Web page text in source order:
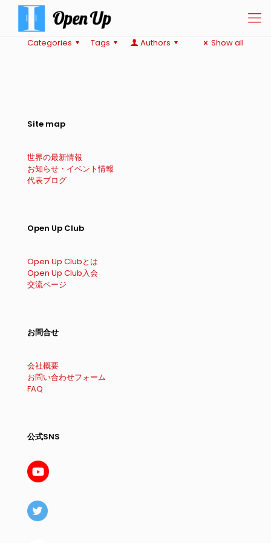
Categories Tags Authors Show all
Site map
世界の最新情報
お知らせ・イベント情報
代表ブログ
Open Up Club
Open Up Clubとは
Open Up Club入会
交流ページ
お問合せ
会社概要
お問い合わせフォーム
FAQ
公式SNS